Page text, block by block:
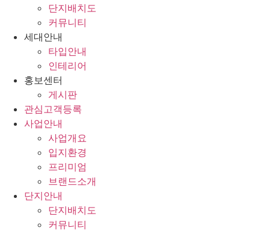
단지배치도
커뮤니티
세대안내
타입안내
인테리어
홍보센터
게시판
관심고객등록
사업안내
사업개요
입지환경
프리미엄
브랜드소개
단지안내
단지배치도
커뮤니티